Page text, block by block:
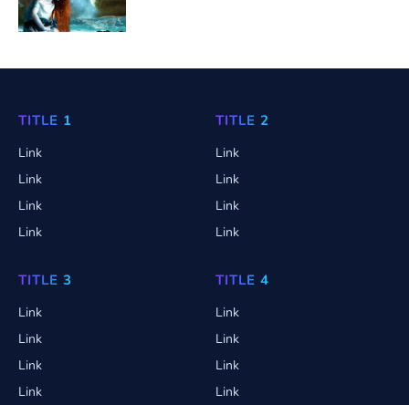
TITLE 1
Link
Link
Link
Link
TITLE 2
Link
Link
Link
Link
TITLE 3
Link
Link
Link
Link
TITLE 4
Link
Link
Link
Link